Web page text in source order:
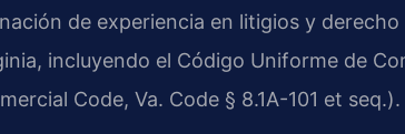
de experiencia en litigios y
incluyendo el Código Uniforme de
Code, Va. Code § 8.1A-101 et seq.).